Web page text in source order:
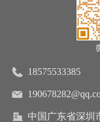
18575533385
中国广东省深圳